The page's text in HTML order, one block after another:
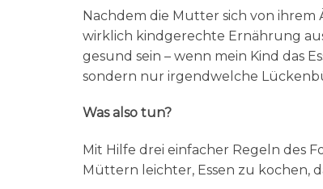
Nachdem die Mutter sich von
wirklich kindgerechte Ernährung
gesund sein – wenn mein Kind das
sondern nur irgendwelche
Was also tun?
Mit Hilfe drei einfacher Regeln des
Müttern leichter, Essen zu kochen,